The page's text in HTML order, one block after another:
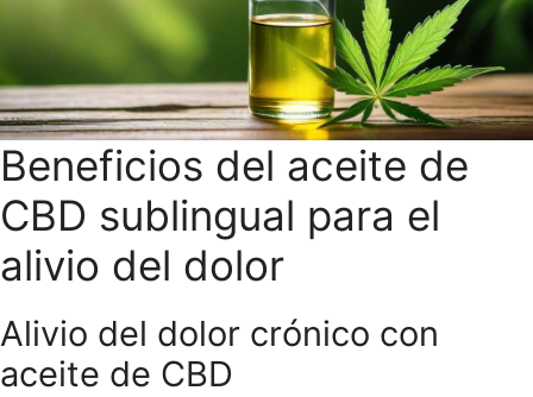
Beneficios del aceite de
CBD sublingual para el
alivio del dolor
Alivio del dolor crónico con
aceite de CBD